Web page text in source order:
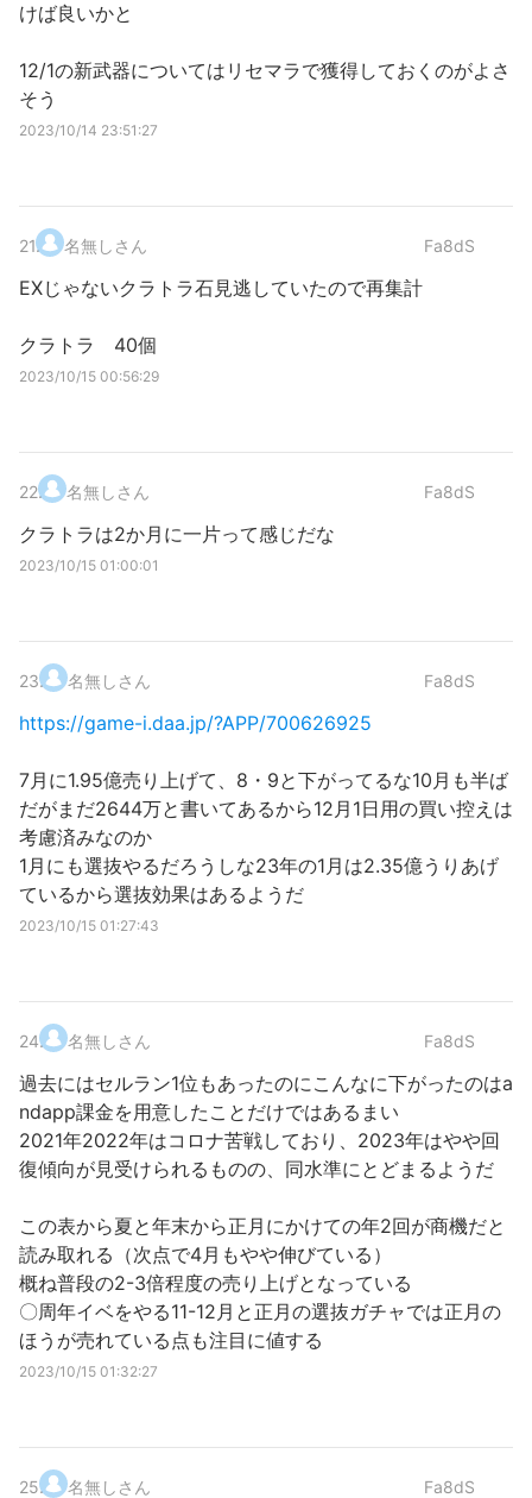
けば良いかと
12/1の新武器についてはリセマラで獲得しておくのがよさ
そう
2023/10/14 23:51:27
21. 名無しさん Fa8dS
EXじゃないクラトラ石見逃していたので再集計
クラトラ 40個
2023/10/15 00:56:29
22. 名無しさん Fa8dS
クラトラは2か月に一片って感じだな
2023/10/15 01:00:01
23. 名無しさん Fa8dS
https://game-i.daa.jp/?APP/700626925
7月に1.95億売り上げて、8・9と下がってるな10月も半ば
だがまだ2644万と書いてあるから12月1日用の買い控えは
考慮済みなのか
1月にも選抜やるだろうしな23年の1月は2.35億うりあげ
ているから選抜効果はあるようだ
2023/10/15 01:27:43
24. 名無しさん Fa8dS
過去にはセルラン1位もあったのにこんなに下がったのはa
ndapp課金を用意したことだけではあるまい
2021年2022年はコロナ苦戦しており、2023年はやや回
復傾向が見受けられるものの、同水準にとどまるようだ
この表から夏と年末から正月にかけての年2回が商機だと
読み取れる（次点で4月もやや伸びている）
概ね普段の2-3倍程度の売り上げとなっている
〇周年イベをやる11-12月と正月の選抜ガチャでは正月の
ほうが売れている点も注目に値する
2023/10/15 01:32:27
25. 名無しさん Fa8dS